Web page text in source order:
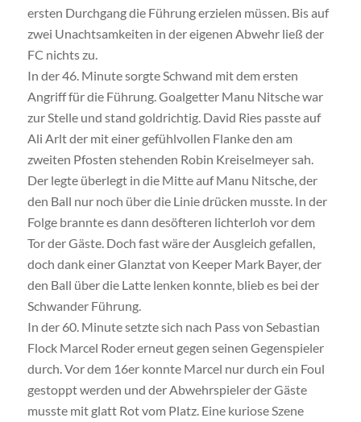
ersten Durchgang die Führung erzielen müssen. Bis auf
zwei Unachtsamkeiten in der eigenen Abwehr ließ der
FC nichts zu.
In der 46. Minute sorgte Schwand mit dem ersten
Angriff für die Führung. Goalgetter Manu Nitsche war
zur Stelle und stand goldrichtig. David Ries passte auf
Ali Arlt der mit einer gefühlvollen Flanke den am
zweiten Pfosten stehenden Robin Kreiselmeyer sah.
Der legte überlegt in die Mitte auf Manu Nitsche, der
den Ball nur noch über die Linie drücken musste. In der
Folge brannte es dann desöfteren lichterloh vor dem
Tor der Gäste. Doch fast wäre der Ausgleich gefallen,
doch dank einer Glanztat von Keeper Mark Bayer, der
den Ball über die Latte lenken konnte, blieb es bei der
Schwander Führung.
In der 60. Minute setzte sich nach Pass von Sebastian
Flock Marcel Roder erneut gegen seinen Gegenspieler
durch. Vor dem 16er konnte Marcel nur durch ein Foul
gestoppt werden und der Abwehrspieler der Gäste
musste mit glatt Rot vom Platz. Eine kuriose Szene